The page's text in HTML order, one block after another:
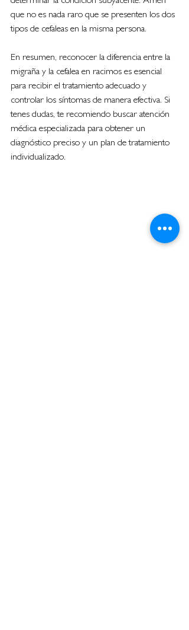
que no es nada raro que se presenten los dos
tipos de cefaleas en la misma persona.
En resumen, reconocer la diferencia entre la
migraña y la cefalea en racimos es esencial
para recibir el tratamiento adecuado y
controlar los síntomas de manera efectiva. Si
tenes dudas, te recomiendo buscar atención
médica especializada para obtener un
diagnóstico preciso y un plan de tratamiento
individualizado.